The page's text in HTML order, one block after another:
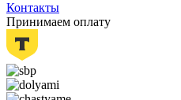
Контакты
Принимаем оплату